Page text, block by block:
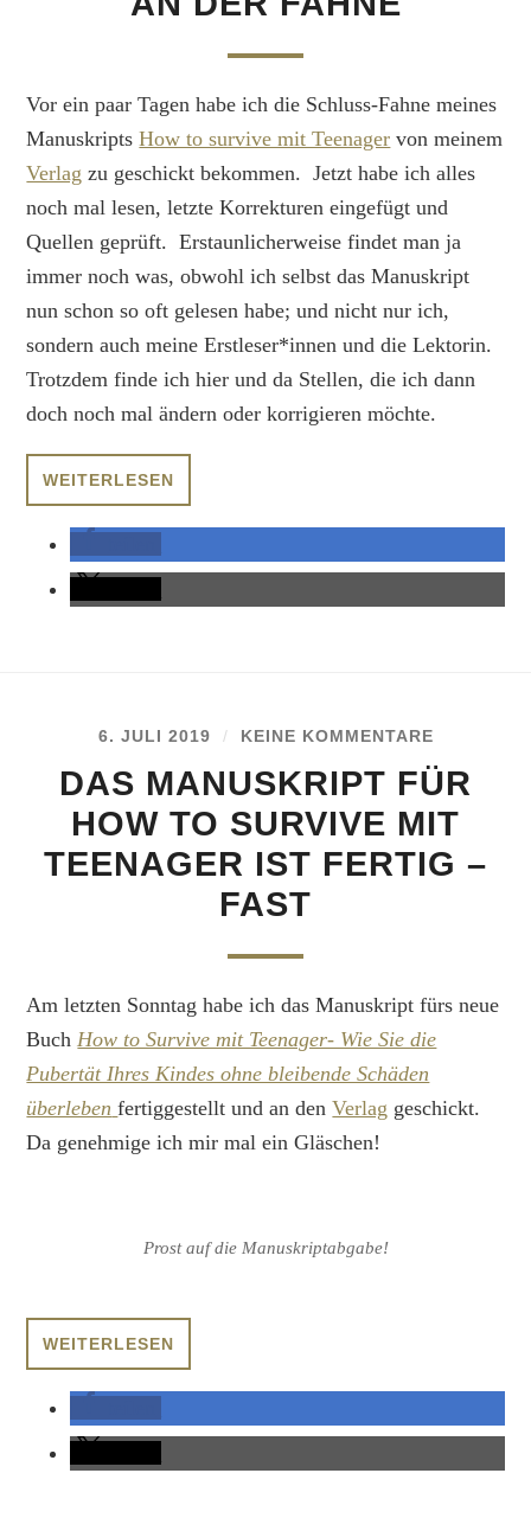
Vor ein paar Tagen habe ich die Schluss-Fahne meines
ManuskriptsHow to survive mit Teenager von meinem
Verlag zu geschickt bekommen. Jetzt habe ich alles
noch mal lesen, letzte Korrekturen eingefügt und
Quellen geprüft. Erstaunlicherweise findet man ja
immer noch was, obwohl ich selbst das Manuskript
nun schon so oft gelesen habe; und nicht nur ich,
sondern auch meine Erstleser*innen und die Lektorin.
Trotzdem finde ich hier und da Stellen, die ich dann
doch noch mal ändern oder korrigieren möchte.
WEITERLESEN
6. JULI 2019 / KEINE KOMMENTARE
DAS MANUSKRIPT FÜR
HOW TO SURVIVE MIT
TEENAGER IST FERTIG –
FAST
Am letzten Sonntag habe ich das Manuskript fürs neue
Buch How to Survive mit Teenager- Wie Sie die
Pubertät Ihres Kindes ohne bleibende Schäden
überleben fertiggestellt und an denVerlag geschickt.
Da genehmige ich mir mal ein Gläschen!
Prost auf die Manuskriptabgabe!
WEITERLESEN